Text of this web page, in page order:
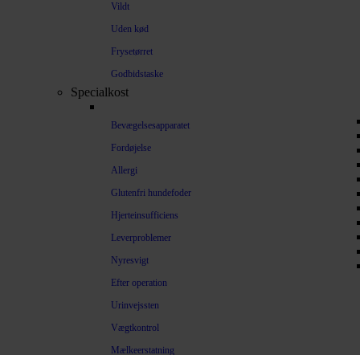
Vildt
Uden kød
Frysetørret
Godbidstaske
Specialkost
Bevægelsesapparatet
Fordøjelse
Allergi
Glutenfri hundefoder
Hjerteinsufficiens
Leverproblemer
Nyresvigt
Efter operation
Urinvejssten
Vægtkontrol
Mælkeerstatning